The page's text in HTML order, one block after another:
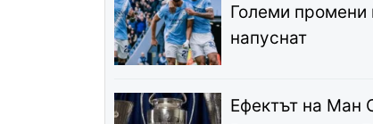
Големи промени
напуснат
Ефектът на Ман